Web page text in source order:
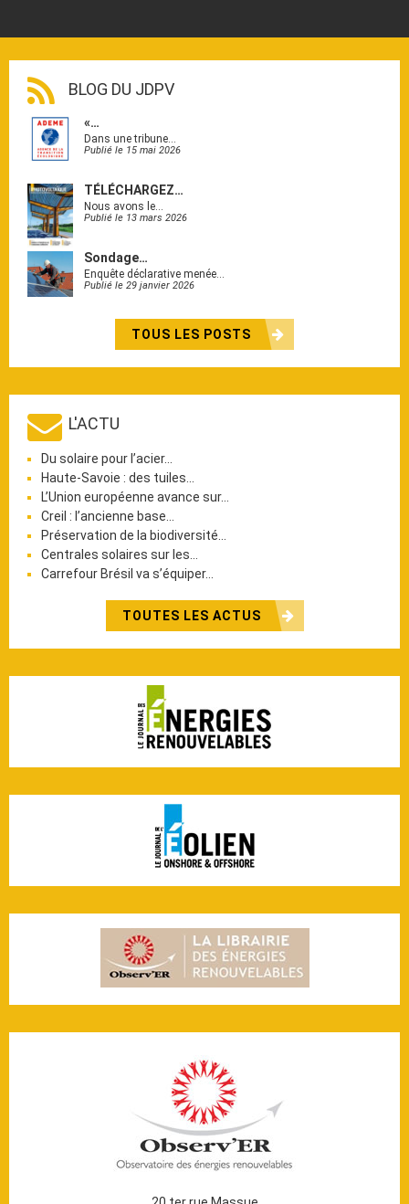
BLOG DU JDPV
«…
Dans une tribune…
Publié le 15 mai 2026
TÉLÉCHARGEZ…
Nous avons le…
Publié le 13 mars 2026
Sondage…
Enquête déclarative menée…
Publié le 29 janvier 2026
TOUS LES POSTS
L'ACTU
Du solaire pour l’acier…
Haute-Savoie : des tuiles…
L’Union européenne avance sur…
Creil : l’ancienne base…
Préservation de la biodiversité…
Centrales solaires sur les…
Carrefour Brésil va s’équiper…
TOUTES LES ACTUS